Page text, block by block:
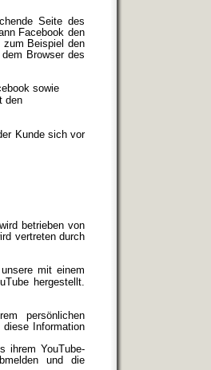
Seite des
Facebook den
zum Beispiel den
Browser des
sowie
den
Kunde sich vor
betrieben von
vertreten durch
mit einem
hergestellt.
persönlichen
Information
ihrem YouTube-
und die